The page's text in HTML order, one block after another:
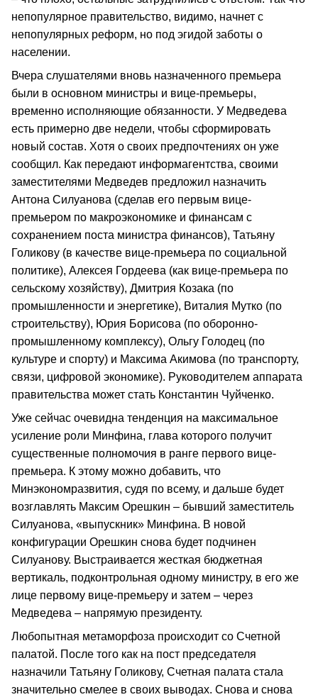
непопулярное правительство, видимо, начнет с
непопулярных реформ, но под эгидой заботы о
населении.
Вчера слушателями вновь назначенного премьера
были в основном министры и вице-премьеры,
временно исполняющие обязанности. У Медведева
есть примерно две недели, чтобы сформировать
новый состав. Хотя о своих предпочтениях он уже
сообщил. Как передают информагентства, своими
заместителями Медведев предложил назначить
Антона Силуанова (сделав его первым вице-
премьером по макроэкономике и финансам с
сохранением поста министра финансов), Татьяну
Голикову (в качестве вице-премьера по социальной
политике), Алексея Гордеева (как вице-премьера по
сельскому хозяйству), Дмитрия Козака (по
промышленности и энергетике), Виталия Мутко (по
строительству), Юрия Борисова (по оборонно-
промышленному комплексу), Ольгу Голодец (по
культуре и спорту) и Максима Акимова (по транспорту,
связи, цифровой экономике). Руководителем аппарата
правительства может стать Константин Чуйченко.
Уже сейчас очевидна тенденция на максимальное
усиление роли Минфина, глава которого получит
существенные полномочия в ранге первого вице-
премьера. К этому можно добавить, что
Минэкономразвития, судя по всему, и дальше будет
возглавлять Максим Орешкин – бывший заместитель
Силуанова, «выпускник» Минфина. В новой
конфигурации Орешкин снова будет подчинен
Силуанову. Выстраивается жесткая бюджетная
вертикаль, подконтрольная одному министру, в его же
лице первому вице-премьеру и затем – через
Медведева – напрямую президенту.
Любопытная метаморфоза происходит со Счетной
палатой. После того как на пост председателя
назначили Татьяну Голикову, Счетная палата стала
значительно смелее в своих выводах. Снова и снова